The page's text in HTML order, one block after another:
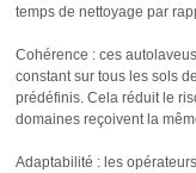
temps de nettoyage par
Cohérence : ces
constant sur tous les sols
prédéfinis. Cela réduit le
domaines reçoivent la
Adaptabilité : les